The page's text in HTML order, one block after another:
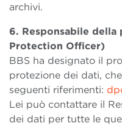
archivi.
6. Responsabile
Protection Officer)
BBS ha designato il
protezione dei dati,
seguenti riferimenti:
Lei può contattare il
dei dati per tutte le